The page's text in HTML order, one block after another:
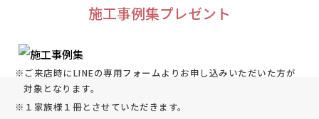
施工事例集プレゼント
※ご来店時にLINEの専用フォームよりお申し込みいただいた方が
対象となります。
※１家族様１冊とさせていただきます。